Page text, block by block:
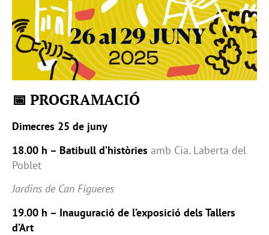
📅 PROGRAMACIÓ
Dimecres 25 de juny
18.00 h – Batibull d’històries amb Cia. Laberta del
Poblet
Jardins de Can Figueres
19.00 h – Inauguració de l’exposició dels Tallers
d’Art